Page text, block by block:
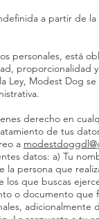
a partir de
personales, está
proporcionalidad
Ley, Modest Dog
derecho en
de tus
a
datos: a) Tu
persona que
los que buscas
o documento que
adicionalmente